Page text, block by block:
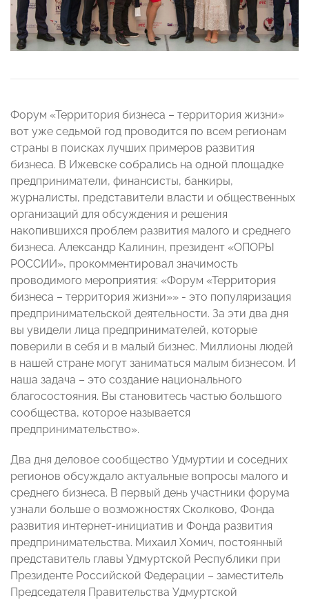
Форум «Территория бизнеса – территория жизни»
вот уже седьмой год проводится по всем регионам
страны в поисках лучших примеров развития
бизнеса. В Ижевске собрались на одной площадке
предприниматели, финансисты, банкиры,
журналисты, представители власти и общественных
организаций для обсуждения и решения
накопившихся проблем развития малого и среднего
бизнеса. Александр Калинин, президент «ОПОРЫ
РОССИИ», прокомментировал значимость
проводимого мероприятия: «Форум «Территория
бизнеса – территория жизни»» - это популяризация
предпринимательской деятельности. За эти два дня
вы увидели лица предпринимателей, которые
поверили в себя и в малый бизнес. Миллионы людей
в нашей стране могут заниматься малым бизнесом. И
наша задача – это создание национального
благосостояния. Вы становитесь частью большого
сообщества, которое называется
предпринимательство».
Два дня деловое сообщество Удмуртии и соседних
регионов обсуждало актуальные вопросы малого и
среднего бизнеса. В первый день участники форума
узнали больше о возможностях Сколково, Фонда
развития интернет-инициатив и Фонда развития
предпринимательства. Михаил Хомич, постоянный
представитель главы Удмуртской Республики при
Президенте Российской Федерации – заместитель
Председателя Правительства Удмуртской